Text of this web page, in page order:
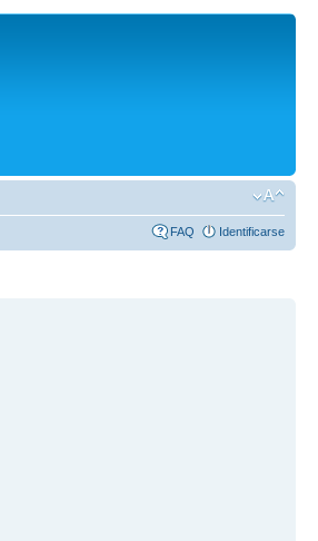
FAQ Identificarse